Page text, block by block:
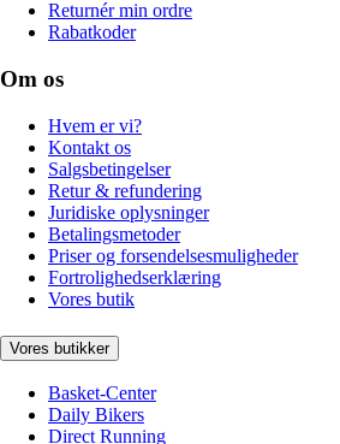
Returnér min ordre
Rabatkoder
Om os
Hvem er vi?
Kontakt os
Salgsbetingelser
Retur & refundering
Juridiske oplysninger
Betalingsmetoder
Priser og forsendelsesmuligheder
Fortrolighedserklæring
Vores butik
Vores butikker
Basket-Center
Daily Bikers
Direct Running